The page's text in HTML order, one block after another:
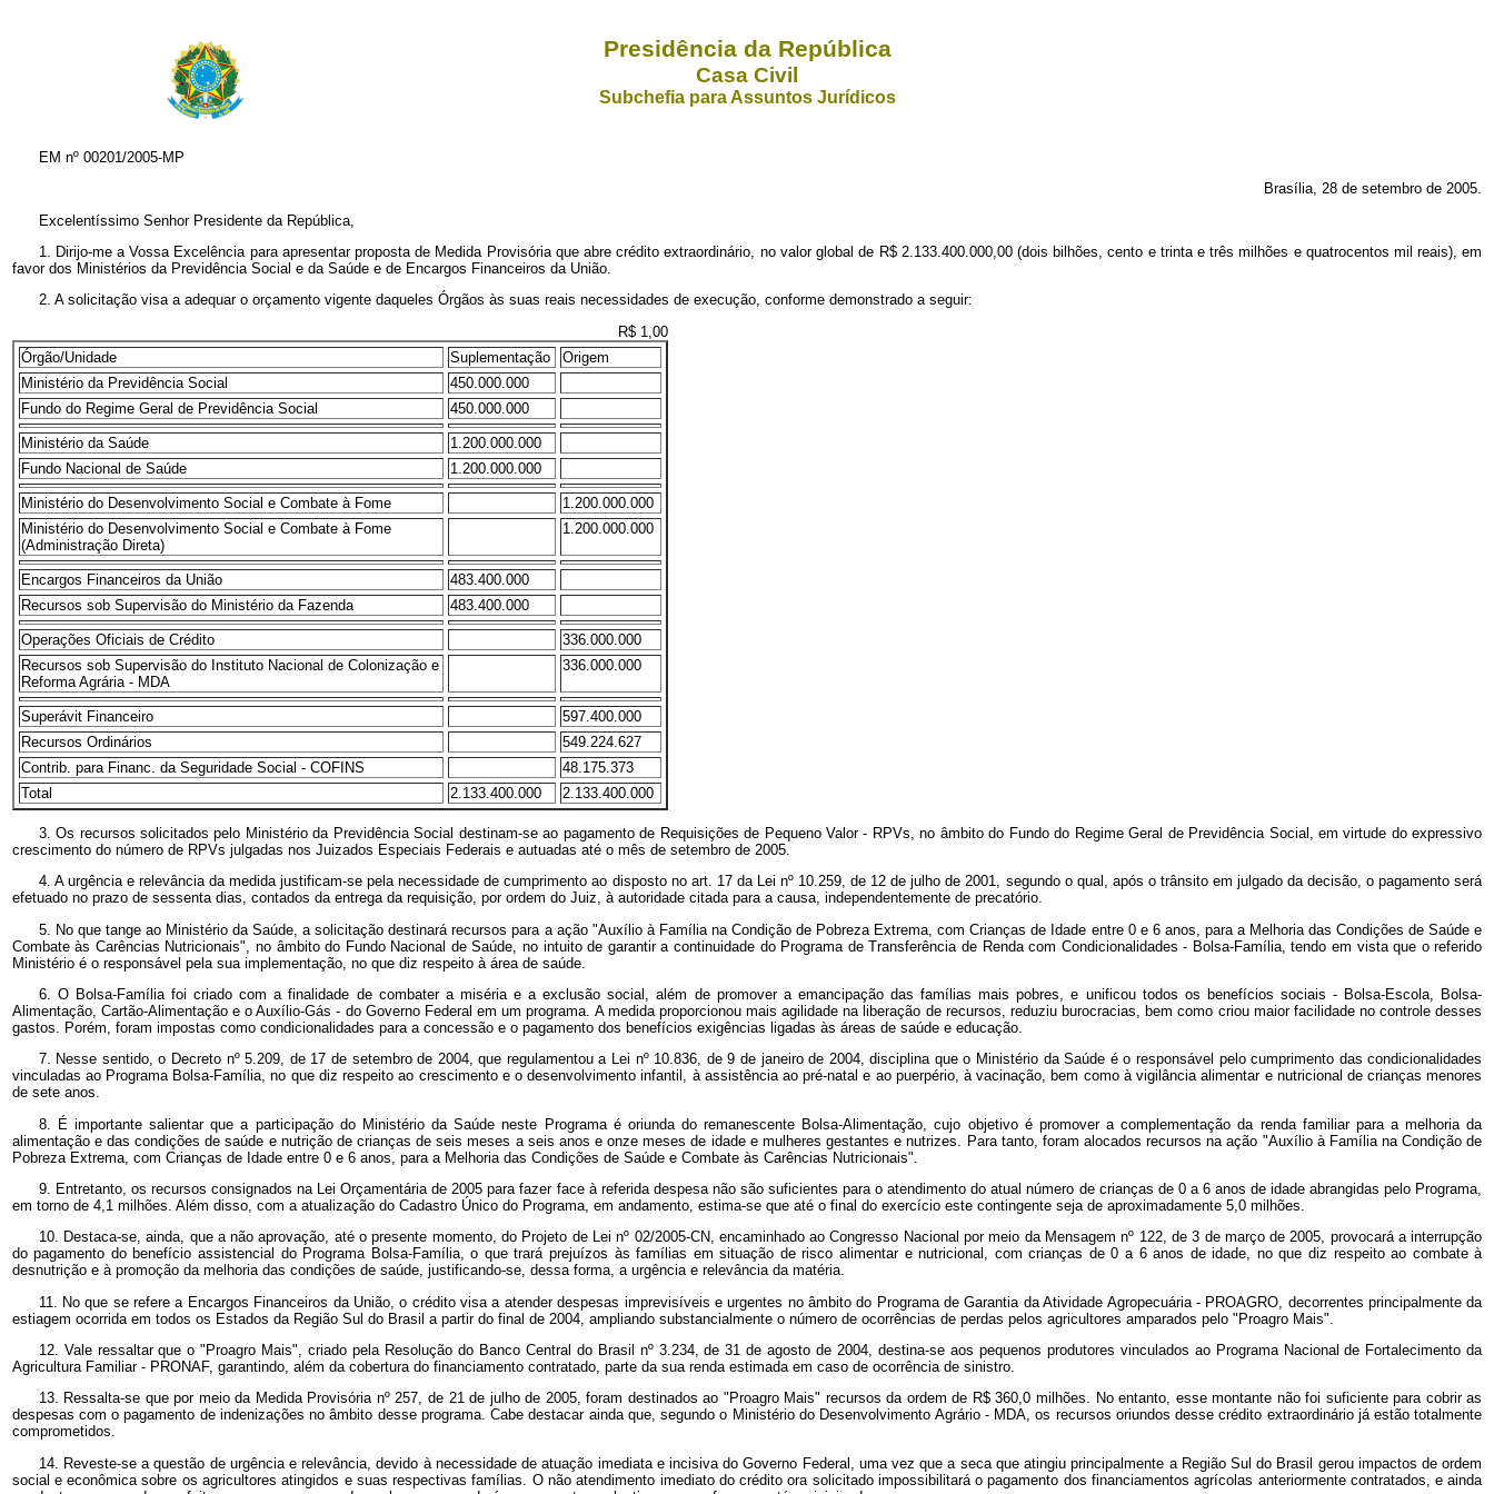
Presidência da República
Casa Civil
Subchefia para Assuntos Jurídicos
EM nº 00201/2005-MP
Brasília, 28 de setembro de 2005.
Excelentíssimo Senhor Presidente da República,
1. Dirijo-me a Vossa Excelência para apresentar proposta de Medida Provisória que abre crédito extraordinário, no valor global de R$ 2.133.400.000,00 (dois bilhões, cento e trinta e três milhões e quatrocentos mil reais), em
favor dos Ministérios da Previdência Social e da Saúde e de Encargos Financeiros da União.
2. A solicitação visa a adequar o orçamento vigente daqueles Órgãos às suas reais necessidades de execução, conforme demonstrado a seguir:
R$ 1,00
Órgão/Unidade
Suplementação
Origem
Ministério da Previdência Social
450.000.000
Fundo do Regime Geral de Previdência Social
450.000.000
Ministério da Saúde
1.200.000.000
Fundo Nacional de Saúde
1.200.000.000
Ministério do Desenvolvimento Social e Combate à Fome
1.200.000.000
Ministério do Desenvolvimento Social e Combate à Fome
(Administração Direta)
1.200.000.000
Encargos Financeiros da União
483.400.000
Recursos sob Supervisão do Ministério da Fazenda
483.400.000
Operações Oficiais de Crédito
336.000.000
Recursos sob Supervisão do Instituto Nacional de Colonização e
Reforma Agrária - MDA
336.000.000
Superávit Financeiro
597.400.000
Recursos Ordinários
549.224.627
Contrib. para Financ. da Seguridade Social - COFINS
48.175.373
Total
2.133.400.000 2.133.400.000
3. Os recursos solicitados pelo Ministério da Previdência Social destinam-se ao pagamento de Requisições de Pequeno Valor - RPVs, no âmbito do Fundo do Regime Geral de Previdência Social, em virtude do expressivo
crescimento do número de RPVs julgadas nos Juizados Especiais Federais e autuadas até o mês de setembro de 2005.
4. A urgência e relevância da medida justificam-se pela necessidade de cumprimento ao disposto no art. 17 da Lei nº 10.259, de 12 de julho de 2001, segundo o qual, após o trânsito em julgado da decisão, o pagamento será
efetuado no prazo de sessenta dias, contados da entrega da requisição, por ordem do Juiz, à autoridade citada para a causa, independentemente de precatório.
5. No que tange ao Ministério da Saúde, a solicitação destinará recursos para a ação "Auxílio à Família na Condição de Pobreza Extrema, com Crianças de Idade entre 0 e 6 anos, para a Melhoria das Condições de Saúde e
Combate às Carências Nutricionais", no âmbito do Fundo Nacional de Saúde, no intuito de garantir a continuidade do Programa de Transferência de Renda com Condicionalidades - Bolsa-Família, tendo em vista que o referido
Ministério é o responsável pela sua implementação, no que diz respeito à área de saúde.
6. O Bolsa-Família foi criado com a finalidade de combater a miséria e a exclusão social, além de promover a emancipação das famílias mais pobres, e unificou todos os benefícios sociais - Bolsa-Escola, Bolsa-
Alimentação, Cartão-Alimentação e o Auxílio-Gás - do Governo Federal em um programa. A medida proporcionou mais agilidade na liberação de recursos, reduziu burocracias, bem como criou maior facilidade no controle desses
gastos. Porém, foram impostas como condicionalidades para a concessão e o pagamento dos benefícios exigências ligadas às áreas de saúde e educação.
7. Nesse sentido, o Decreto nº 5.209, de 17 de setembro de 2004, que regulamentou a Lei nº 10.836, de 9 de janeiro de 2004, disciplina que o Ministério da Saúde é o responsável pelo cumprimento das condicionalidades
vinculadas ao Programa Bolsa-Família, no que diz respeito ao crescimento e o desenvolvimento infantil, à assistência ao pré-natal e ao puerpério, à vacinação, bem como à vigilância alimentar e nutricional de crianças menores
de sete anos.
8. É importante salientar que a participação do Ministério da Saúde neste Programa é oriunda do remanescente Bolsa-Alimentação, cujo objetivo é promover a complementação da renda familiar para a melhoria da
alimentação e das condições de saúde e nutrição de crianças de seis meses a seis anos e onze meses de idade e mulheres gestantes e nutrizes. Para tanto, foram alocados recursos na ação "Auxílio à Família na Condição de
Pobreza Extrema, com Crianças de Idade entre 0 e 6 anos, para a Melhoria das Condições de Saúde e Combate às Carências Nutricionais".
9. Entretanto, os recursos consignados na Lei Orçamentária de 2005 para fazer face à referida despesa não são suficientes para o atendimento do atual número de crianças de 0 a 6 anos de idade abrangidas pelo Programa,
em torno de 4,1 milhões. Além disso, com a atualização do Cadastro Único do Programa, em andamento, estima-se que até o final do exercício este contingente seja de aproximadamente 5,0 milhões.
10. Destaca-se, ainda, que a não aprovação, até o presente momento, do Projeto de Lei nº 02/2005-CN, encaminhado ao Congresso Nacional por meio da Mensagem nº 122, de 3 de março de 2005, provocará a interrupção
do pagamento do benefício assistencial do Programa Bolsa-Família, o que trará prejuízos às famílias em situação de risco alimentar e nutricional, com crianças de 0 a 6 anos de idade, no que diz respeito ao combate à
desnutrição e à promoção da melhoria das condições de saúde, justificando-se, dessa forma, a urgência e relevância da matéria.
11. No que se refere a Encargos Financeiros da União, o crédito visa a atender despesas imprevisíveis e urgentes no âmbito do Programa de Garantia da Atividade Agropecuária - PROAGRO, decorrentes principalmente da
estiagem ocorrida em todos os Estados da Região Sul do Brasil a partir do final de 2004, ampliando substancialmente o número de ocorrências de perdas pelos agricultores amparados pelo "Proagro Mais".
12. Vale ressaltar que o "Proagro Mais", criado pela Resolução do Banco Central do Brasil nº 3.234, de 31 de agosto de 2004, destina-se aos pequenos produtores vinculados ao Programa Nacional de Fortalecimento da
Agricultura Familiar - PRONAF, garantindo, além da cobertura do financiamento contratado, parte da sua renda estimada em caso de ocorrência de sinistro.
13. Ressalta-se que por meio da Medida Provisória nº257, de 21 de julho de 2005, foram destinados ao "Proagro Mais" recursos da ordem de R$ 360,0 milhões. No entanto, esse montante não foi suficiente para cobrir as
despesas com o pagamento de indenizações no âmbito desse programa. Cabe destacar ainda que, segundo o Ministério do Desenvolvimento Agrário - MDA, os recursos oriundos desse crédito extraordinário já estão totalmente
comprometidos.
14. Reveste-se a questão de urgência e relevância, devido à necessidade de atuação imediata e incisiva do Governo Federal, uma vez que a seca que atingiu principalmente a Região Sul do Brasil gerou impactos de ordem
social e econômica sobre os agricultores atingidos e suas respectivas famílias. O não atendimento imediato do crédito ora solicitado impossibilitará o pagamento dos financiamentos agrícolas anteriormente contratados, e ainda